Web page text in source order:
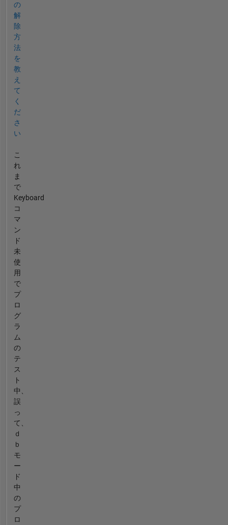
の
解
除
方
法
を
教
え
て
く
だ
さ
い
こ
れ
ま
で
Keyboard
コ
マ
ン
ド
未
使
用
で
プ
ロ
グ
ラ
ム
の
テ
ス
ト
中、
誤
っ
て、
ｄ
ｂ
モ
ー
ド
中
の
プ
ロ